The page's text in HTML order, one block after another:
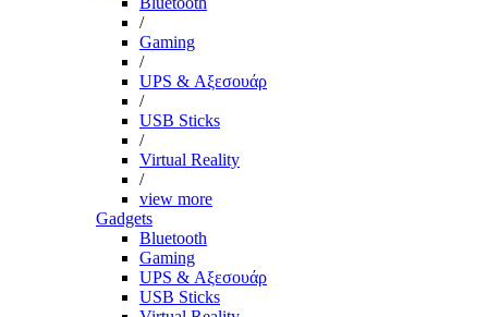
/
Gaming
/
UPS & Αξεσουάρ
/
USB Sticks
/
Virtual Reality
/
view more
Gadgets
Bluetooth
Gaming
UPS & Αξεσουάρ
USB Sticks